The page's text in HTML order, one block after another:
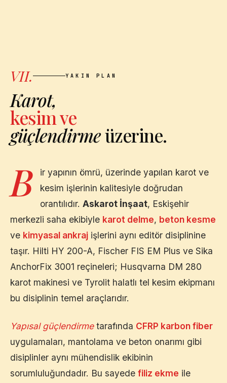
VII. YAKIN PLAN
Karot,
kesim ve
güçlendirmeüzerine.
B
ir yapının ömrü, üzerinde yapılan karot ve
kesim işlerinin kalitesiyle doğrudan
orantılıdır. Askarot İnşaat, Eskişehir
merkezli saha ekibiyle karot delme, beton kesme
ve kimyasal ankraj işlerini aynı editör disiplinine
taşır. Hilti HY 200-A, Fischer FIS EM Plus ve Sika
AnchorFix 3001 reçineleri; Husqvarna DM 280
karot makinesi ve Tyrolit halatlı tel kesim ekipmanı
bu disiplinin temel araçlarıdır.
Yapısal güçlendirmetarafında CFRP karbon fiber
uygulamaları, mantolama ve beton onarımı gibi
disiplinler aynı mühendislik ekibinin
sorumluluğundadır. Bu sayede filiz ekme ile